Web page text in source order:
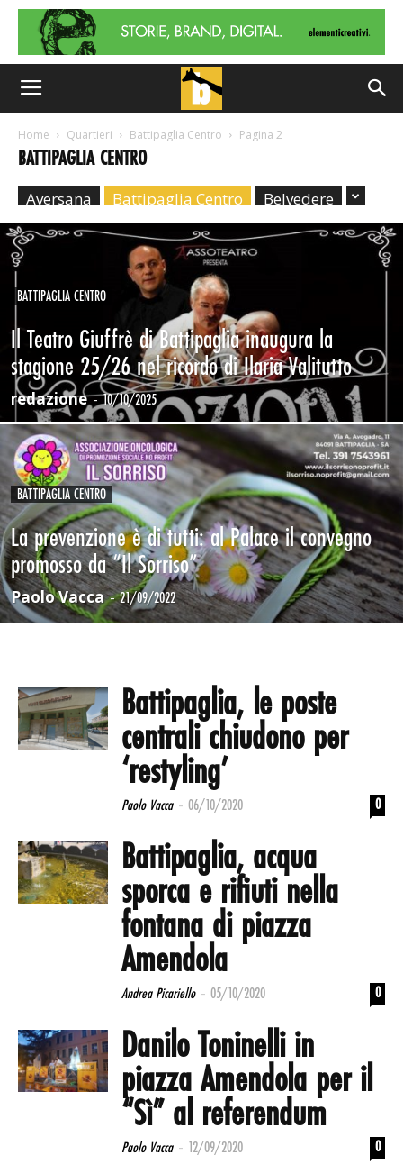
Home Quartieri Battipaglia Centro Pagina 2
BATTIPAGLIA CENTRO
Aversana Battipaglia Centro Belvedere
BATTIPAGLIA CENTRO
Il Teatro Giuffrè di Battipaglia inaugura la
stagione 25/26 nel ricordo di Ilaria Valitutto
redazione - 10/10/2025
BATTIPAGLIA CENTRO
La prevenzione è di tutti: al Palace il convegno
promosso da “Il Sorriso”
Paolo Vacca - 21/09/2022
Battipaglia, le poste
centrali chiudono per
‘restyling’
Paolo Vacca - 06/10/2020 0
Battipaglia, acqua
sporca e rifiuti nella
fontana di piazza
Amendola
Andrea Picariello - 05/10/2020 0
Danilo Toninelli in
piazza Amendola per il
“Sì” al referendum
Paolo Vacca - 12/09/2020 0